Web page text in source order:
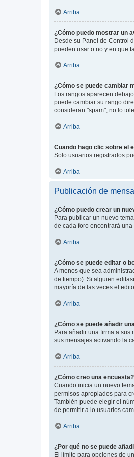
Arriba
¿Cómo puedo mostrar un
Desde su Panel de Control
pueden usar o no y en que
Arriba
¿Cómo se puede cambiar
Los rangos aparecen
puede cambiar su rango
consideran "spam", no lo
Arriba
Cuando hago clic sobre el
Solo usuarios registrados
Arriba
Publicación de
¿Cómo puedo crear un
Para publicar un nuevo
de cada foro encontrará
Arriba
¿Cómo se puede editar o
A menos que sea
de tiempo). Si alguien
mayoría de las veces el
Arriba
¿Cómo se puede añadir
Para añadir una firma a sus
sus mensajes activando la
Arriba
¿Cómo creo una encuesta?
Cuando inicia un nuevo
permisos apropiados para
También puede elegir el
de permitir a lo usuarios
Arriba
¿Por qué no se puede
El límite para opciones de